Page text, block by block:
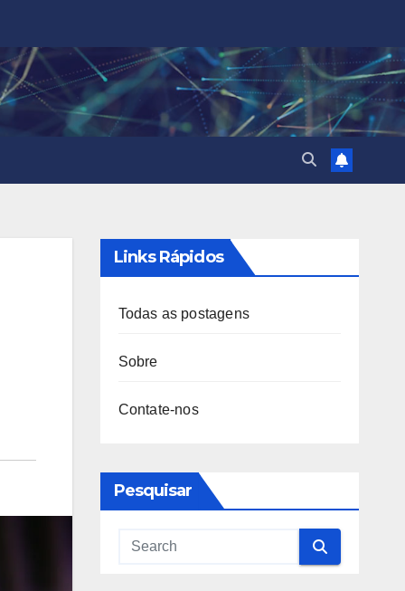
Links Rápidos
Todas as postagens
Sobre
Contate-nos
Pesquisar